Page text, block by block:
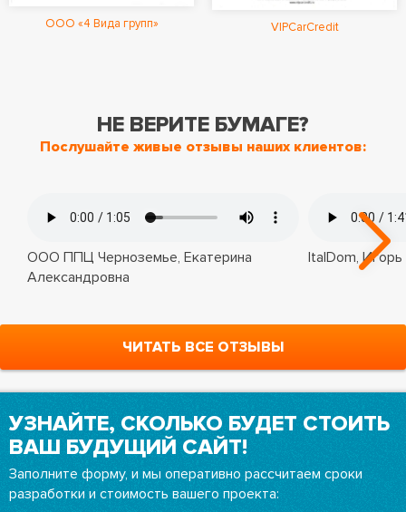
ООО «4 Вида групп» VIPCarCredit
НЕ ВЕРИТЕ БУМАГЕ?
Послушайте живые отзывы наших клиентов:
ООО ППЦ Черноземье, Екатерина
Александровна
ItalDom, Игорь
ЧИТАТЬ ВСЕ ОТЗЫВЫ
УЗНАЙТЕ, СКОЛЬКО БУДЕТ СТОИТЬ
ВАШ БУДУЩИЙ САЙТ!
Заполните форму, и мы оперативно рассчитаем сроки
разработки и стоимость вашего проекта: